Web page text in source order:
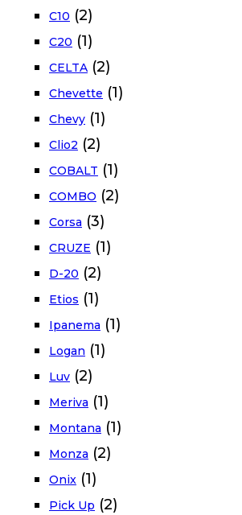
C10 (2)
C20 (1)
CELTA (2)
Chevette (1)
Chevy (1)
Clio2 (2)
COBALT (1)
COMBO (2)
Corsa (3)
CRUZE (1)
D-20 (2)
Etios (1)
Ipanema (1)
Logan (1)
Luv (2)
Meriva (1)
Montana (1)
Monza (2)
Onix (1)
Pick Up (2)